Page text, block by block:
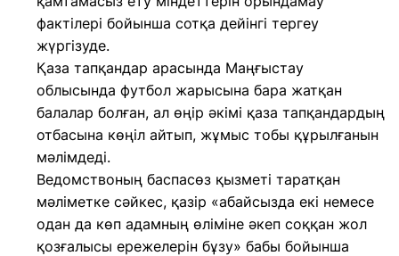
фактілері бойынша сотқа дейінгі тергеу
жүргізуде.
Қаза тапқандар арасында Маңғыстау
облысында футбол жарысына бара жатқан
балалар болған, ал өңір әкімі қаза тапқандардың
отбасына көңіл айтып, жұмыс тобы құрылғанын
мәлімдеді.
Ведомствоның баспасөз қызметі таратқан
мәліметке сәйкес, қазір «абайсызда екі немесе
одан да көп адамның өліміне әкеп соққан жол
қозғалысы ережелерін бұзу» бабы бойынша